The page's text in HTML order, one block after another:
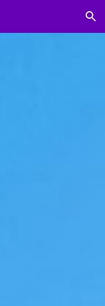
Skip to navigation